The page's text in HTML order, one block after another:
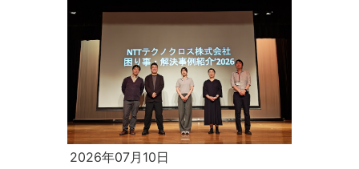
2026年07月10日